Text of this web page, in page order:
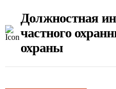
Должностная
частного
охраны